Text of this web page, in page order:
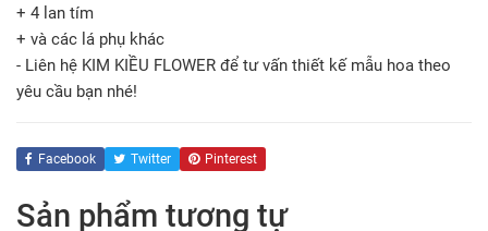
+ 4 lan tím
+ và các lá phụ khác
- Liên hệ KIM KIỀU FLOWER để tư vấn thiết kế mẫu hoa theo
yêu cầu bạn nhé!
Facebook Twitter Pinterest
Sản phẩm tương tự